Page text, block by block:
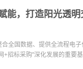
能，打造阳光透
全国数据、提供全流程电
招标采购”深化发展的重要基